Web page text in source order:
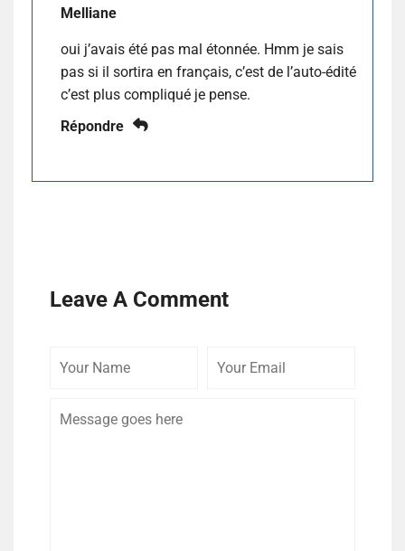
Melliane
oui j’avais été pas mal étonnée. Hmm je sais
pas si il sortira en français, c’est de l’auto-édité
c’est plus compliqué je pense.
Répondre
Leave A Comment